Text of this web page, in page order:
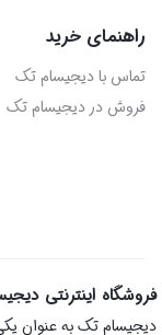
راهنمای خرید
تماس با دیجیسام تک
فروش در دیجیسام تک
فروشگاه اینترنتی